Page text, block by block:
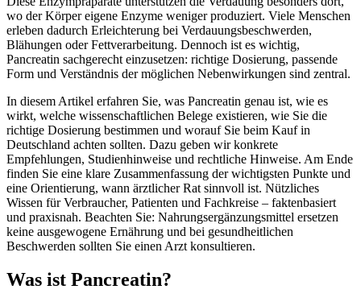
wo der Körper eigene Enzyme weniger produziert. Viele Menschen
erleben dadurch Erleichterung bei Verdauungsbeschwerden,
Blähungen oder Fettverarbeitung. Dennoch ist es wichtig,
Pancreatin sachgerecht einzusetzen: richtige Dosierung, passende
Form und Verständnis der möglichen Nebenwirkungen sind zentral.
In diesem Artikel erfahren Sie, was Pancreatin genau ist, wie es
wirkt, welche wissenschaftlichen Belege existieren, wie Sie die
richtige Dosierung bestimmen und worauf Sie beim Kauf in
Deutschland achten sollten. Dazu geben wir konkrete
Empfehlungen, Studienhinweise und rechtliche Hinweise. Am Ende
finden Sie eine klare Zusammenfassung der wichtigsten Punkte und
eine Orientierung, wann ärztlicher Rat sinnvoll ist. Nützliches
Wissen für Verbraucher, Patienten und Fachkreise – faktenbasiert
und praxisnah. Beachten Sie: Nahrungsergänzungsmittel ersetzen
keine ausgewogene Ernährung und bei gesundheitlichen
Beschwerden sollten Sie einen Arzt konsultieren.
Was ist Pancreatin?